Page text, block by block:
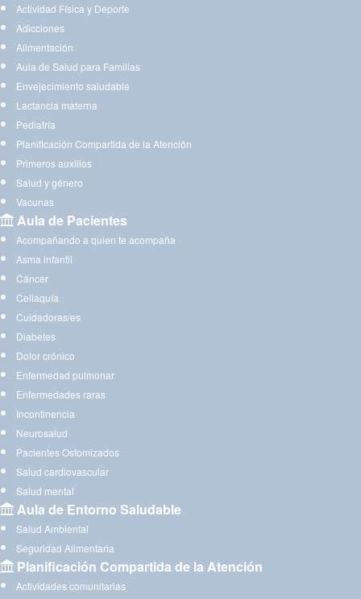
Actividad Física y Deporte
Adicciones
Alimentación
Aula de Salud para Familias
Envejecimiento saludable
Lactancia materna
Pediatría
Planificación Compartida de la Atención
Primeros auxilios
Salud y género
Vacunas
Aula de Pacientes
Acompañando a quien te acompaña
Asma infantil
Cáncer
Celiaquía
Cuidadoras/es
Diabetes
Dolor crónico
Enfermedad pulmonar
Enfermedades raras
Incontinencia
Neurosalud
Pacientes Ostomizados
Salud cardiovascular
Salud mental
Aula de Entorno Saludable
Salud Ambiental
Seguridad Alimentaria
Planificación Compartida de la Atención
Actividades comunitarias